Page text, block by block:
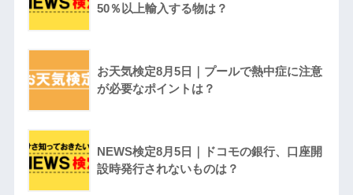
50％以上輸入する物は？
お天気検定8月5日｜プールで熱中症に注意
が必要なポイントは？
NEWS検定8月5日｜ドコモの銀行、口座開
設時発行されないものは？